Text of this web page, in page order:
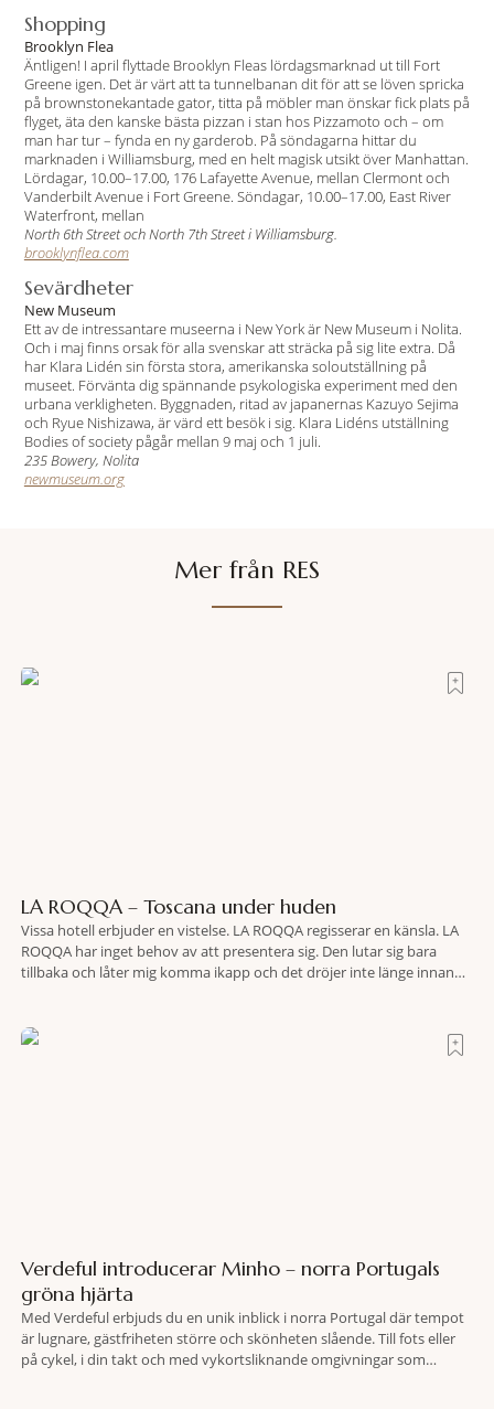
Shopping
Brooklyn Flea
Äntligen! I april flyttade Brooklyn Fleas lördagsmarknad ut till Fort
Greene igen. Det är värt att ta tunnelbanan dit för att se löven spricka
på brownstonekantade gator, titta på möbler man önskar fick plats på
flyget, äta den kanske bästa pizzan i stan hos Pizzamoto och – om
man har tur – fynda en ny garderob. På söndagarna hittar du
marknaden i Williamsburg, med en helt magisk utsikt över Manhattan.
Lördagar, 10.00–17.00, 176 Lafayette Avenue, mellan Clermont och
Vanderbilt Avenue i Fort Greene. Söndagar, 10.00–17.00, East River
Waterfront, mellan
North 6th Street och North 7th Street i Williamsburg.
brooklynflea.com
Sevärdheter
New Museum
Ett av de intressantare museerna i New York är New Museum i Nolita.
Och i maj finns orsak för alla svenskar att sträcka på sig lite extra. Då
har Klara Lidén sin första stora, amerikanska soloutställning på
museet. Förvänta dig spännande psykologiska experiment med den
urbana verkligheten. Byggnaden, ritad av japanernas Kazuyo Sejima
och Ryue Nishizawa, är värd ett besök i sig. Klara Lidéns utställning
Bodies of society pågår mellan 9 maj och 1 juli.
235 Bowery, Nolita
newmuseum.org
Mer från RES
LA ROQQA – Toscana under huden
Vissa hotell erbjuder en vistelse. LA ROQQA regisserar en känsla. LA
ROQQA har inget behov av att presentera sig. Den lutar sig bara
tillbaka och låter mig komma ikapp och det dröjer inte länge innan
Verdeful introducerar Minho – norra Portugals
gröna hjärta
Med Verdeful erbjuds du en unik inblick i norra Portugal där tempot
är lugnare, gästfriheten större och skönheten slående. Till fots eller
på cykel, i din takt och med vykortsliknande omgivningar som